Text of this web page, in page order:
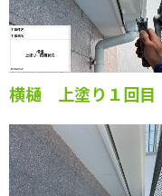
横樋 上塗り１回目